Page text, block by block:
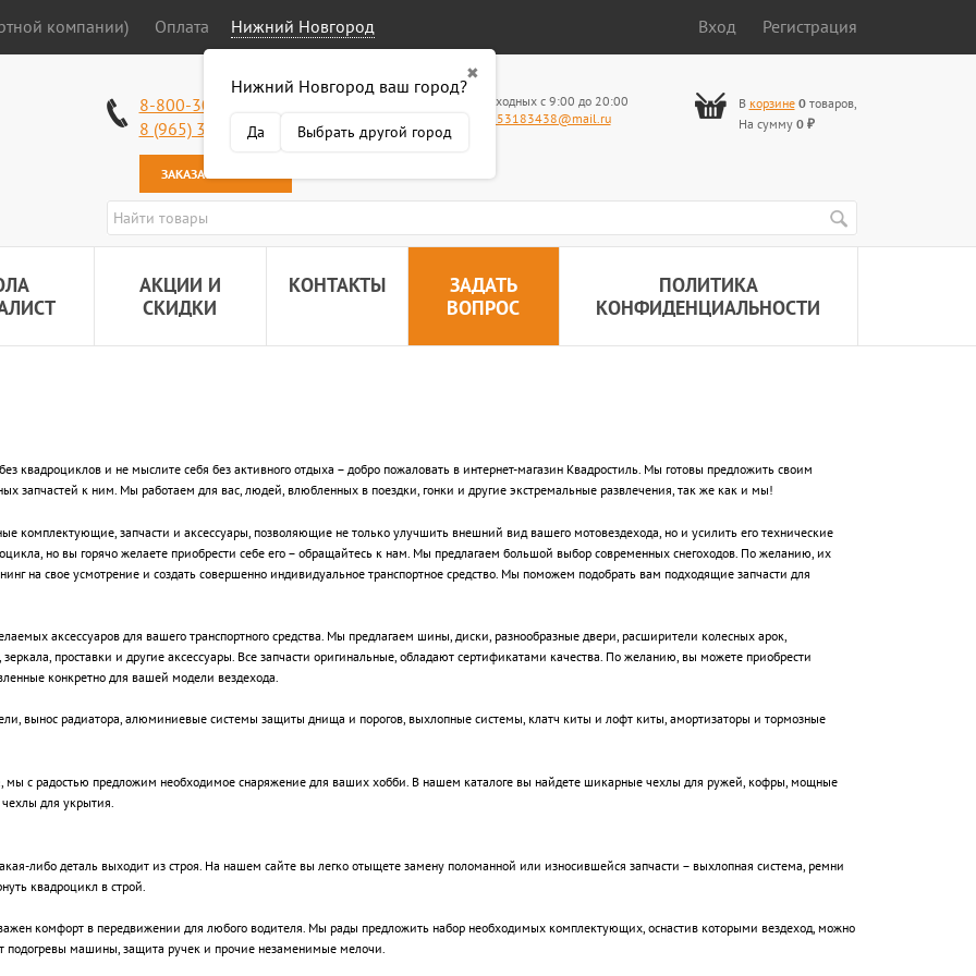
компании) Оплата Нижний Новгород
✖
Нижний Новгород ваш город?
Да Выбрать другой город
Вход Регистрация
8-800-301-50-58
8 (965) 318-34-38
ЗАКАЗАТЬ ЗВОНОК
Работаем без выходных с 9:00 до 20:00
89653183438@mail.ru
В корзине 0товаров,
На сумму 0 ₽
АКЦИИ И
СКИДКИ
КОНТАКТЫ
ЗАДАТЬ
ВОПРОС
ПОЛИТИКА
КОНФИДЕНЦИАЛЬНОСТИ
квадроциклов и не мыслите себя без активного отдыха – добро пожаловать в интернет-магазин Квадростиль. Мы готовы предложить своим
запчастей к ним. Мы работаем для вас, людей, влюбленных в поездки, гонки и другие экстремальные развлечения, так же как и мы!
комплектующие, запчасти и аксессуары, позволяющие не только улучшить внешний вид вашего мотовездехода, но и усилить его технические
но вы горячо желаете приобрести себе его – обращайтесь к нам. Мы предлагаем большой выбор современных снегоходов. По желанию, их
на свое усмотрение и создать совершенно индивидуальное транспортное средство. Мы поможем подобрать вам подходящие запчасти для
аксессуаров для вашего транспортного средства. Мы предлагаем шины, диски, разнообразные двери, расширители колесных арок,
проставки и другие аксессуары. Все запчасти оригинальные, обладают сертификатами качества. По желанию, вы можете приобрести
конкретно для вашей модели вездехода.
вынос радиатора, алюминиевые системы защиты днища и порогов, выхлопные системы, клатч киты и лофт киты, амортизаторы и тормозные
мы с радостью предложим необходимое снаряжение для ваших хобби. В нашем каталоге вы найдете шикарные чехлы для ружей, кофры, мощные
для укрытия.
либо деталь выходит из строя. На нашем сайте вы легко отыщете замену поломанной или износившейся запчасти – выхлопная система, ремни
квадроцикл в строй.
комфорт в передвижении для любого водителя. Мы рады предложить набор необходимых комплектующих, оснастив которыми вездеход, можно
подогревы машины, защита ручек и прочие незаменимые мелочи.